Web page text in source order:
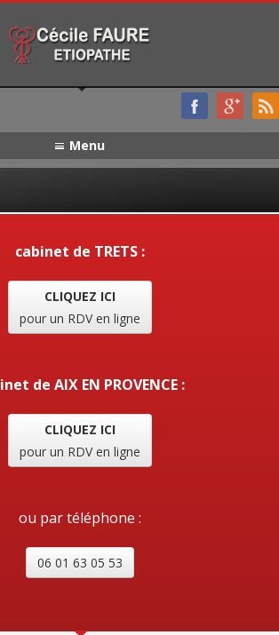
Menu
cabinet de TRETS :
CLIQUEZ ICI
pour un RDV en ligne
de AIX EN PROVENCE :
CLIQUEZ ICI
pour un RDV en ligne
ou par téléphone :
06 01 63 05 53